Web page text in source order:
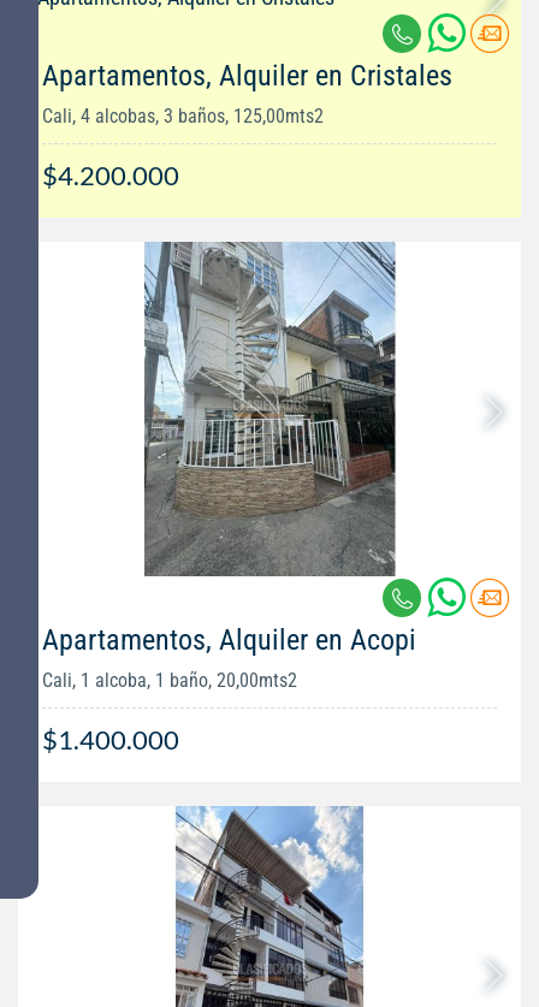
Apartamentos, Alquiler en Cristales
Cali, 4 alcobas, 3 baños, 125,00mts2
$4.200.000
Apartamentos, Alquiler en Acopi
Cali, 1 alcoba, 1 baño, 20,00mts2
$1.400.000